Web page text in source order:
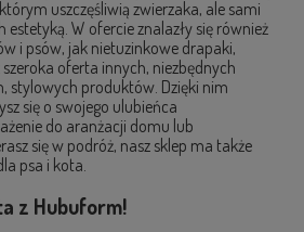
uszczęśliwią zwierzaka, ale sami
estetyką. W ofercie znalazły się również
i psów, jak nietuzinkowe drapaki,
oferta innych, niezbędnych
stylowych produktów. Dzięki nim
się o swojego ulubieńca
do aranżacji domu lub
się w podróż, nasz sklep ma także
psa i kota.
z Hubuform!